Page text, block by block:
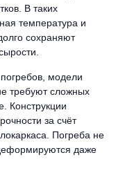
В таких
температура и
сохраняют
модели
требуют сложных
Конструкции
за счёт
Погреба не
даже